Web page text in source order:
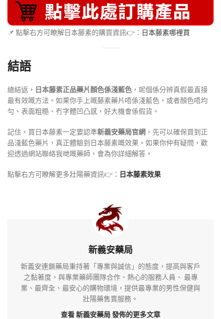
📌 點擊右方可瞭解日本藤素的購買資訊👉： 日本藤素哪裡買
結語
總結返， 日本藤素正品藥片顏色係淺藍色 ，呢個係分辨真假最直接
最有效嘅方法。如果你手上嘅藤素藥片唔係淺藍色，或者顏色唔均
勻、表面粗糙、冇字體凹凸感，好大機會係假貨。
記住，買日本藤素一定要認準新義安藥局官網 ，先可以確保買到正
品淺藍色藥片，真正體驗到日本藤素嘅效果。如果你仲有疑問，歡
迎透過網站聯絡我哋嘅藥師，會為你詳細解答。
點擊右方可瞭解更多壯陽藥資訊👉： 日本藤素效果
新義安藥局
新義安連鎖藥局秉持著「專業與誠信」的態度，提高與客戶
之黏著度，與專業藥師團隊合作、熱心的服務人員、 最專
業、最齊全、最安心的購物環境，提供最專業的男性保健與
壯陽藥售賣服務。
查看 新義安藥局發佈的更多文章